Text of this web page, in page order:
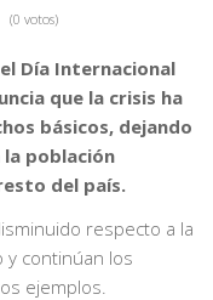
(0 votos)
Día Internacional
que la crisis ha
básicos, dejando
población
del país.
respecto a la
y continúan los
ejemplos.